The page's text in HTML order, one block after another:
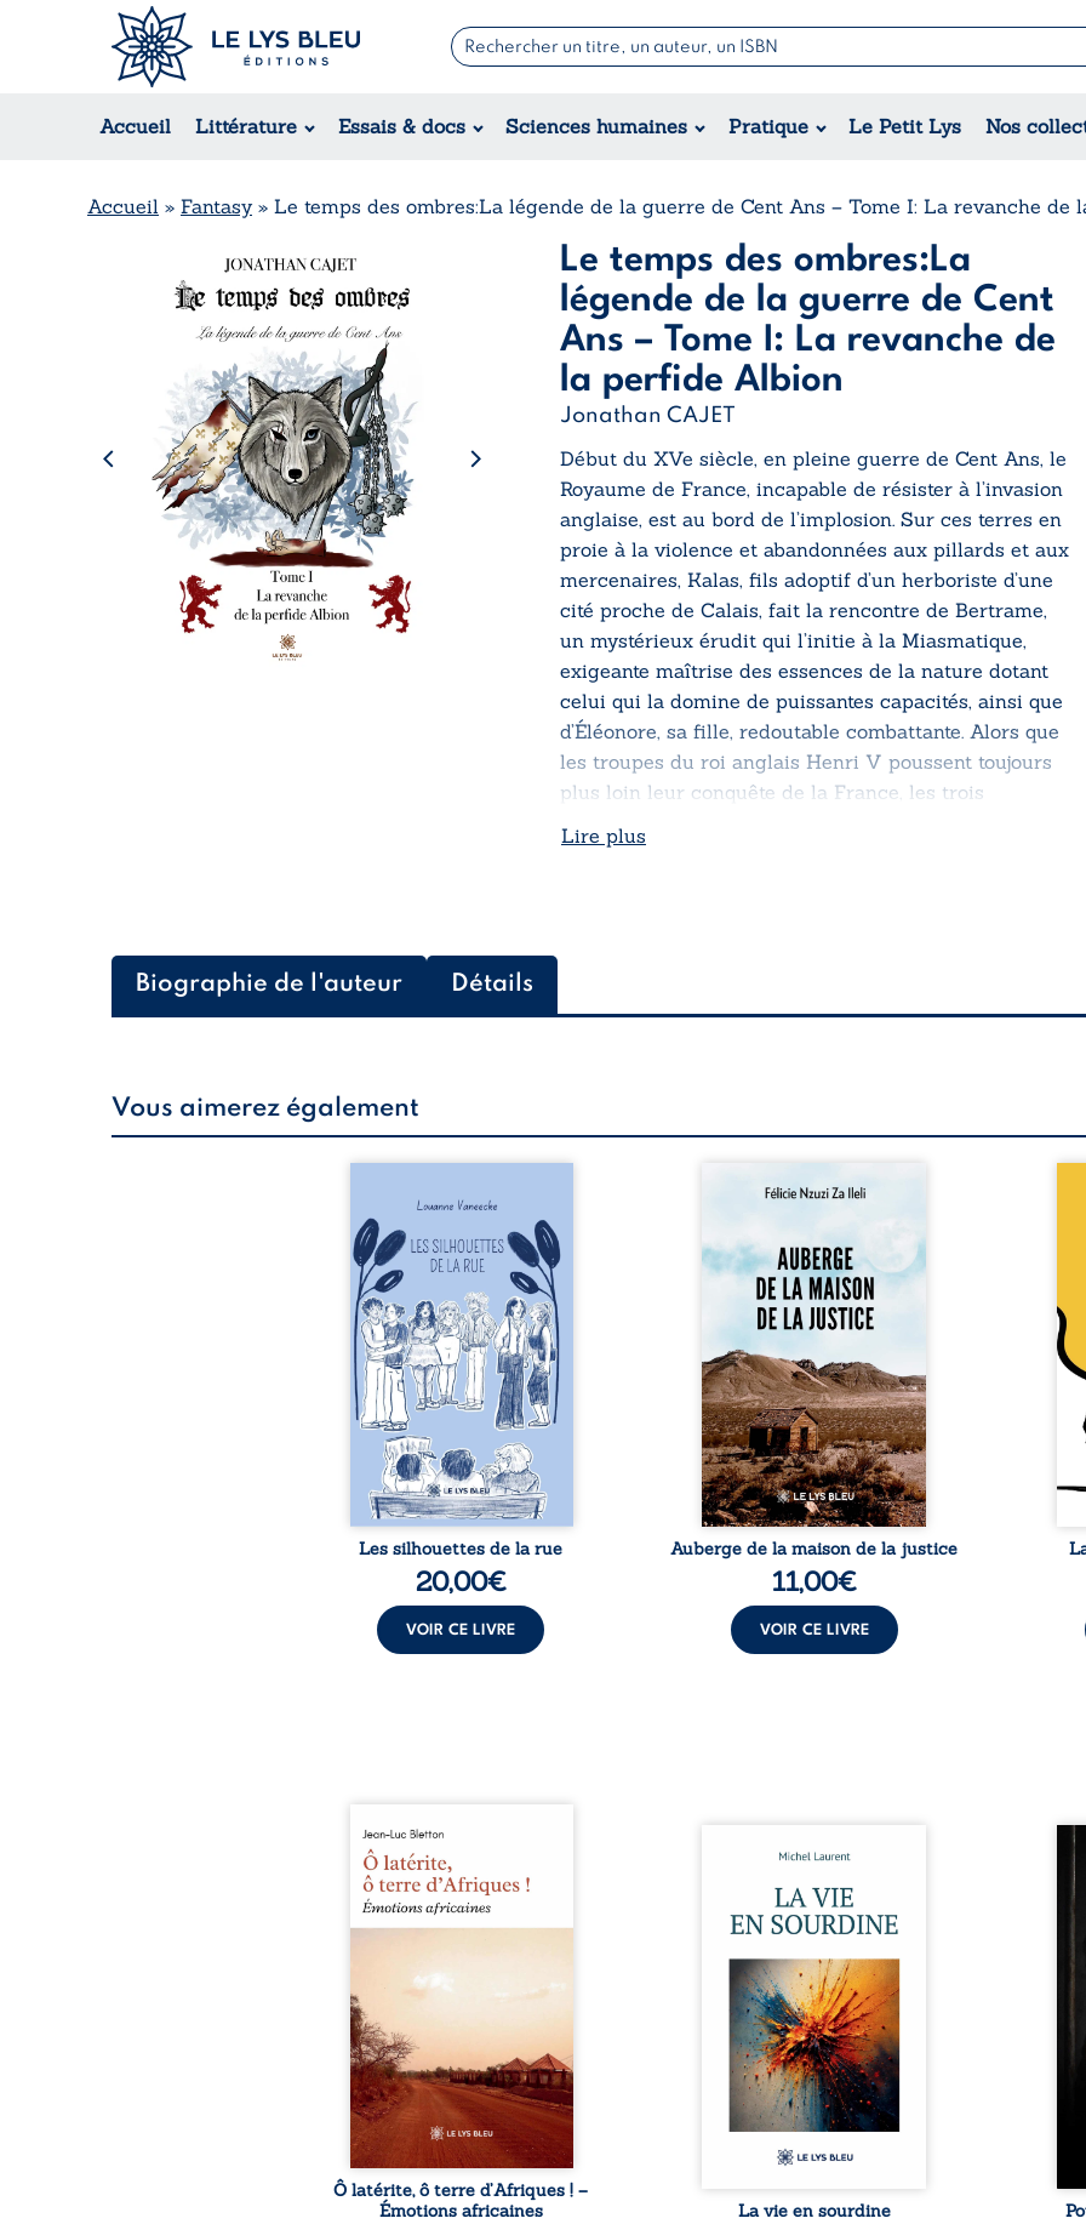
Accueil Littérature Essais & docs Sciences humaines Pratique Le Petit Lys Nos
Romans
Suspense / Thriller / Policier
Romance
Régional
Jeunesse
Théâtre
Accueil » Fantasy» Le temps des ombres:La légende de la guerre de Cent Ans – Tome I: La revanche de
Le temps des ombres:La
légende de la guerre de Cent
Ans – Tome I: La revanche de
la perfide Albion
Jonathan CAJET
Début du XVe siècle, en pleine guerre de Cent Ans, le
Royaume de France, incapable de résister à l’invasion
anglaise, est au bord de l’implosion. Sur ces terres en
proie à la violence et abandonnées aux pillards et aux
mercenaires, Kalas, fils adoptif d’un herboriste d’une
cité proche de Calais, fait la rencontre de Bertrame,
un mystérieux érudit qui l’initie à la Miasmatique,
exigeante maîtrise des essences de la nature dotant
celui qui la domine de puissantes capacités, ainsi que
d’Éléonore, sa fille, redoutable combattante. Alors que
les troupes du roi anglais Henri V poussent toujours
plus loin leur conquête de la France, les trois
des intrigues de ce conflit séculaire. De leurs choix
Lire plus
Biographie de l'auteur Détails
Vous aimerez également
donne la parole à six
personnages ordinaires,
traversés par des pensées, des
émotions et des silences qui
pourraient appartenir à
chacun de nous. À travers
leurs parcours, ce roman invite
à porter un regard différent
sur celles et ceux qui nous
entourent, à deviner ce qui se
cache derrière les apparences
et à s’ouvrir au fourmillement
sensible de notre ...
Les silhouettes de la rue
20,00€
VOIR CE LIVRE
Auberge de la maison de la
parcours exemplaire de Mbala
Zi Nkuaku Lema Félix.
Magistrat intègre, fervent
défenseur des droits humains
et de l’indépendance
judiciaire, il voit sa carrière de
trente-quatre ans brutalement
brisée par une révocation
arbitraire en 2009, plongeant
sa vie dans un chaos matériel
et moral. À ...
Auberge de la maison de la justice
11,00€
VOIR CE LIVRE
le
Ô latérite, ô terre d’Afriques !
est un hommage poétique et
authentique aux paysages, aux
rencontres et aux émotions
brutes d’un continent en
reconstruction, entre
souvenirs intimes – la pluie à
Namoungou, le baobab de
Zagtouli – aux portraits
marquants – Thomas Sankara,
Hamadoun Dicko, le Vieux
Biokou – l’auteur partage des
instantanés ...
Ô latérite, ô terre d’Afriques ! –
Émotions africaines
Nina et Pierre se sont
presque par hasard, et se sont
aimés simplement, persuadés
que la présence de l’autre
suffirait. Ils mènent une
existence modeste, rythmée
par le travail, la fatigue et les
silences. La mort de la mère de
Nina, chez qui ils vivent,
fragilise un équilibre déjà
précaire. Puis vient la
naissance de leur enfant, et le
basculement. ...
La vie en sourdine
la
ont
la